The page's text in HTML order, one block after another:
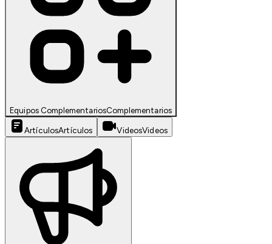
Equipos ComplementariosComplementarios
ArtículosArtículos VideosVideos